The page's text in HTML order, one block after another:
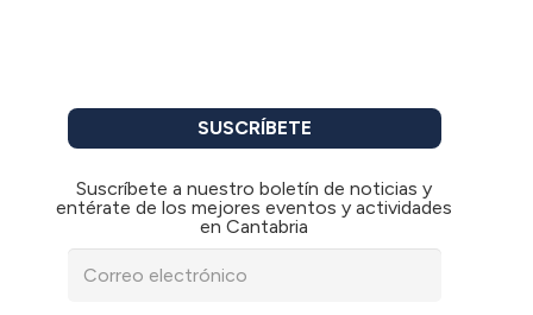
SUSCRÍBETE
Suscríbete a nuestro boletín de noticias y
entérate de los mejores eventos y actividades
en Cantabria